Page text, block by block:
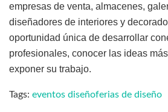
empresas de venta, almacenes,
diseñadores de interiores y
oportunidad única de desarrollar
profesionales, conocer las ideas
exponer su trabajo.
Tags: eventos diseñoferias de diseño